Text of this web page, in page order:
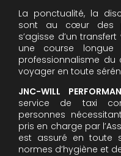
La ponctualité, la
sont au cœur des
s’agisse d’un
une course longue
professionnalisme
voyager en toute
JNC-WILL
service de taxi
personnes
pris en charge par
est assuré en toute
normes d’hygiène et